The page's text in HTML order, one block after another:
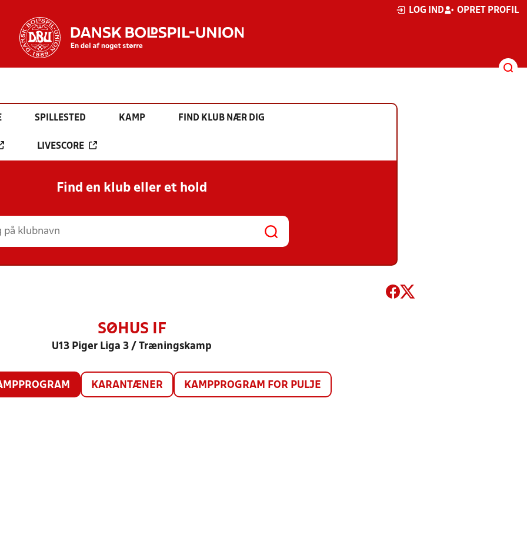
LOG IND OPRET PROFIL
SPILLESTED KAMP FIND KLUB NÆR DIG
LIVESCORE
Find en klub eller et hold
SØHUS IF
U13 Piger Liga 3 / Træningskamp
KARANTÆNER KAMPPROGRAM FOR PULJE